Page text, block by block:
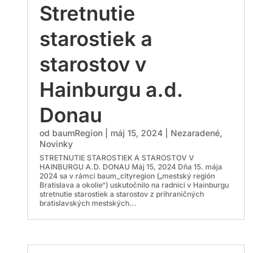
Stretnutie
starostiek a
starostov v
Hainburgu a.d.
Donau
od baumRegion| máj 15, 2024| Nezaradené,
Novinky
STRETNUTIE STAROSTIEK A STAROSTOV V
HAINBURGU A.D. DONAU Máj 15, 2024 Dňa 15. mája
2024 sa v rámci baum_cityregion („mestský región
Bratislava a okolie“) uskutočnilo na radnici v Hainburgu
stretnutie starostiek a starostov z prihraničných
bratislavských mestských...